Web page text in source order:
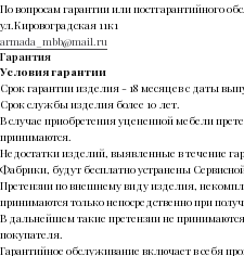
По вопросам гарантии или постгарантийного
ул.Кировоградская 11к1
armada_mbb@mail.ru
Гарантия
Условия гарантии
Срок гарантии изделия - 18 месяцев с даты
Срок службы изделия более 10 лет.
В случае приобретения уцененной мебели
принимаются.
Недостатки изделий, выявленные в течение
Фабрики, будут бесплатно устранены
Претензии по внешнему виду изделия,
принимаются только непосредственно при
В дальнейшем такие претензии не
покупателя.
Гарантийное обслуживание включает в себя